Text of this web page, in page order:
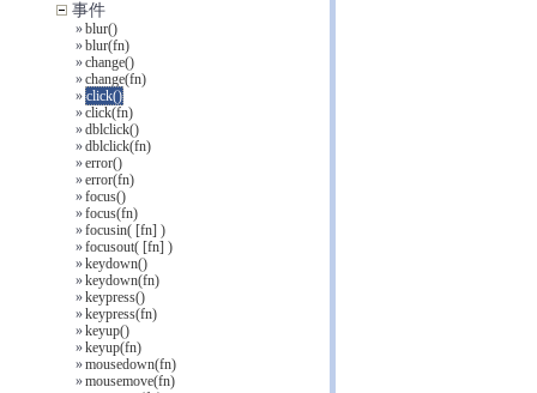
事件
»blur()
»blur(fn)
»change()
»change(fn)
» click()
»click(fn)
»dblclick()
»dblclick(fn)
»error()
»error(fn)
»focus()
»focus(fn)
»focusin( [fn] )
»focusout( [fn] )
»keydown()
»keydown(fn)
»keypress()
»keypress(fn)
»keyup()
»keyup(fn)
»mousedown(fn)
»mousemove(fn)